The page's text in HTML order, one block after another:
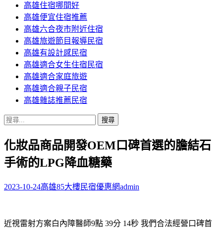
高雄住宿哪間好
高雄便宜住宿推薦
高雄六合夜市附近住宿
高雄旅遊節目報導民宿
高雄有設計感民宿
高雄適合女生住宿民宿
高雄適合家庭旅遊
高雄適合親子民宿
高雄雜誌推薦民宿
搜
關
鍵
字:
化妝品商品開發OEM口碑首選的膽結石
手術的LPG降血糖藥
2023-10-24高雄85大樓民宿優惠網admin
近視雷射方案白內障醫師9點 39分 14秒 我們合法經營口碑首